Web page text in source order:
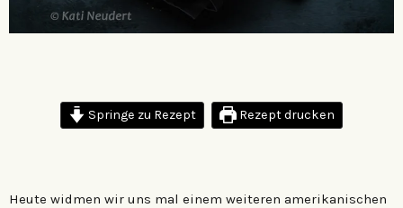
Springe zu Rezept Rezept drucken
Heute widmen wir uns mal einem weiteren amerikanischen